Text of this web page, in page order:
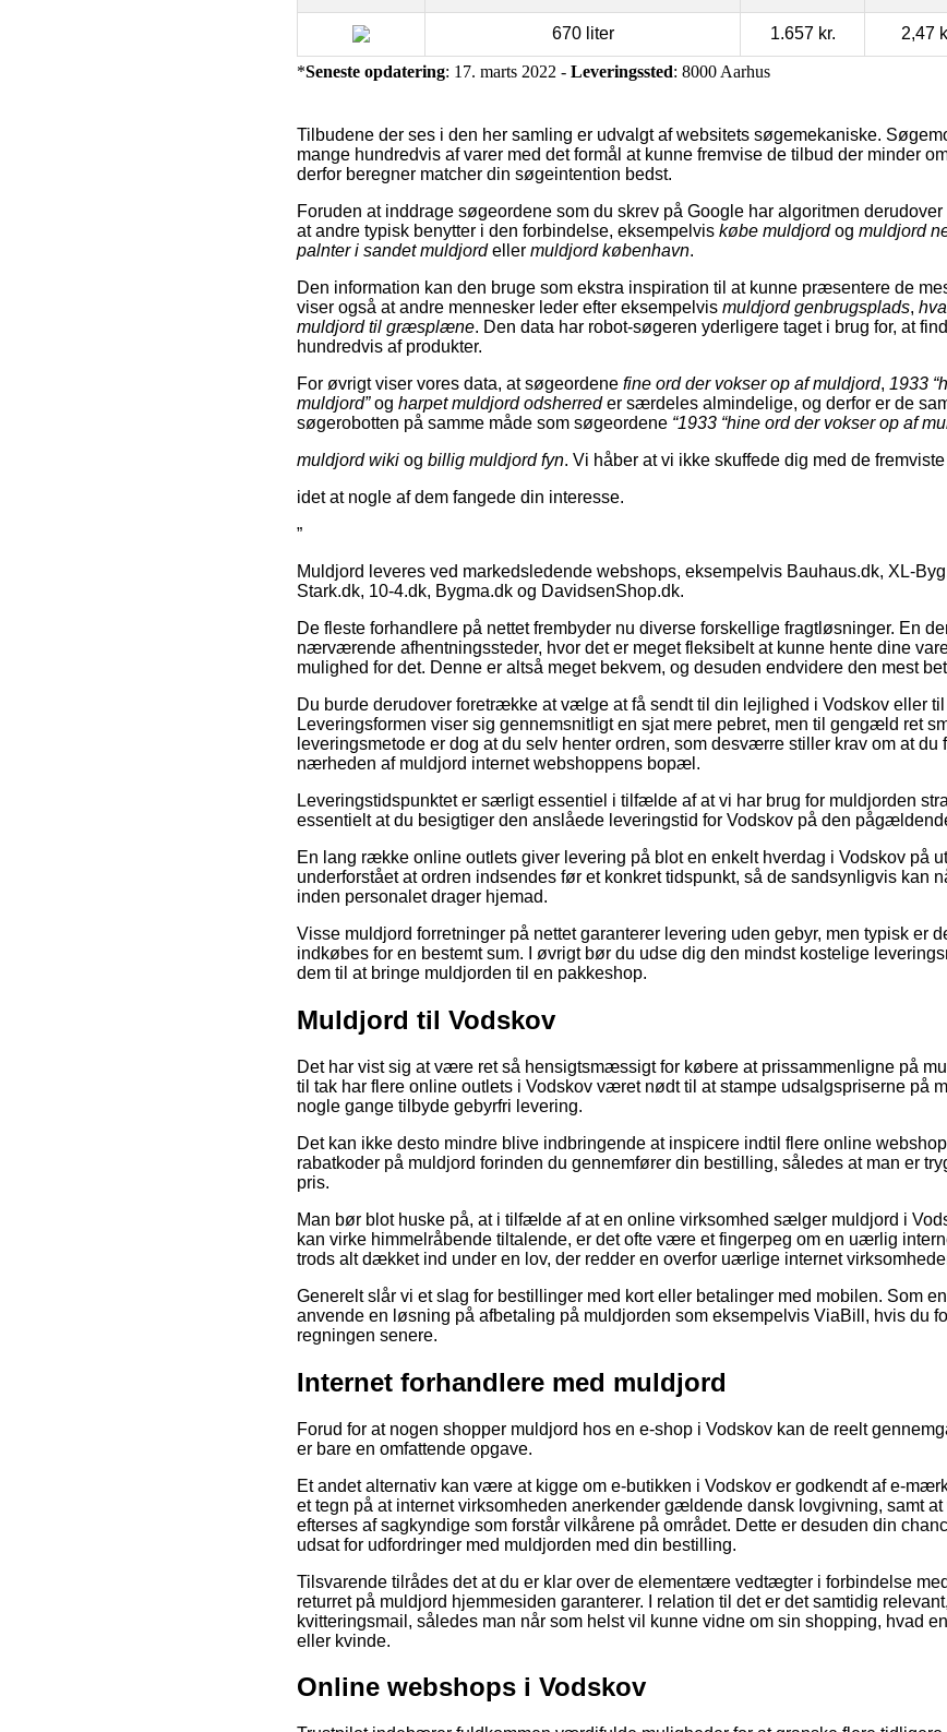
670 liter 1.657 kr. 2,47
*Seneste opdatering: 17. marts 2022 - Leveringssted: 8000 Aarhus
Tilbudene der ses i den her samling er udvalgt af websitets søgemekaniske.
mange hundredvis af varer med det formål at kunne fremvise de tilbud der minder
derfor beregner matcher din søgeintention bedst.
Foruden at inddrage søgeordene som du skrev på Google har algoritmen
at andre typisk benytter i den forbindelse, eksempelvis købe muldjordog muldjord
palnter i sandet muldjordeller muldjord københavn.
Den information kan den bruge som ekstra inspiration til at kunne præsentere de
viser også at andre mennesker leder efter eksempelvis muldjord genbrugsplads,
muldjord til græsplæne. Den data har robot-søgeren yderligere taget i brug for, at
hundredvis af produkter.
For øvrigt viser vores data, at søgeordene fine ord der vokser op af muldjord, 1933
muldjord”og harpet muldjord odsherreder særdeles almindelige, og derfor er de
søgerobotten på samme måde som søgeordene “1933 “hine ord der vokser op af
muldjord wiki og billig muldjord fyn. Vi håber at vi ikke skuffede dig med de
idet at nogle af dem fangede din interesse.
”
Muldjord leveres ved markedsledende webshops, eksempelvis Bauhaus.dk, XL-
Stark.dk, 10-4.dk, Bygma.dk og DavidsenShop.dk.
De fleste forhandlere på nettet frembyder nu diverse forskellige fragtløsninger. En
nærværende afhentningssteder, hvor det er meget fleksibelt at kunne hente dine
mulighed for det. Denne er altså meget bekvem, og desuden endvidere den mest
Du burde derudover foretrække at vælge at få sendt til din lejlighed i Vodskov eller til
Leveringsformen viser sig gennemsnitligt en sjat mere pebret, men til gengæld ret
leveringsmetode er dog at du selv henter ordren, som desværre stiller krav om at du
nærheden af muldjord internet webshoppens bopæl.
Leveringstidspunktet er særligt essentiel i tilfælde af at vi har brug for muldjorden
essentielt at du besigtiger den anslåede leveringstid for Vodskov på den
En lang række online outlets giver levering på blot en enkelt hverdag i Vodskov på
underforstået at ordren indsendes før et konkret tidspunkt, så de sandsynligvis kan
inden personalet drager hjemad.
Visse muldjord forretninger på nettet garanterer levering uden gebyr, men typisk er
indkøbes for en bestemt sum. I øvrigt bør du udse dig den mindst kostelige
dem til at bringe muldjorden til en pakkeshop.
Muldjord til Vodskov
Det har vist sig at være ret så hensigtsmæssigt for købere at prissammenligne på
til tak har flere online outlets i Vodskov været nødt til at stampe udsalgspriserne på
nogle gange tilbyde gebyrfri levering.
Det kan ikke desto mindre blive indbringende at inspicere indtil flere online
rabatkoder på muldjord forinden du gennemfører din bestilling, således at man er
pris.
Man bør blot huske på, at i tilfælde af at en online virksomhed sælger muldjord i
kan virke himmelråbende tiltalende, er det ofte være et fingerpeg om en uærlig
trods alt dækket ind under en lov, der redder en overfor uærlige internet
Generelt slår vi et slag for bestillinger med kort eller betalinger med mobilen. Som
anvende en løsning på afbetaling på muldjorden som eksempelvis ViaBill, hvis du
regningen senere.
Internet forhandlere med muldjord
Forud for at nogen shopper muldjord hos en e-shop i Vodskov kan de reelt
er bare en omfattende opgave.
Et andet alternativ kan være at kigge om e-butikken i Vodskov er godkendt af e-
et tegn på at internet virksomheden anerkender gældende dansk lovgivning, samt
efterses af sagkyndige som forstår vilkårene på området. Dette er desuden din
udsat for udfordringer med muldjorden med din bestilling.
Tilsvarende tilrådes det at du er klar over de elementære vedtægter i forbindelse
returret på muldjord hjemmesiden garanterer. I relation til det er det samtidig
kvitteringsmail, således man når som helst vil kunne vidne om sin shopping, hvad
eller kvinde.
Online webshops i Vodskov